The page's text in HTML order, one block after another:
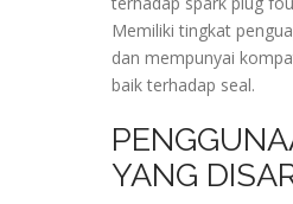
Memiliki tingkat
dan mempunyai
baik terhadap seal.
YANG